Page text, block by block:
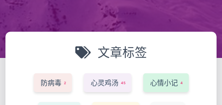
文章标签
防病毒 2 心灵鸡汤 45 心情小记 4